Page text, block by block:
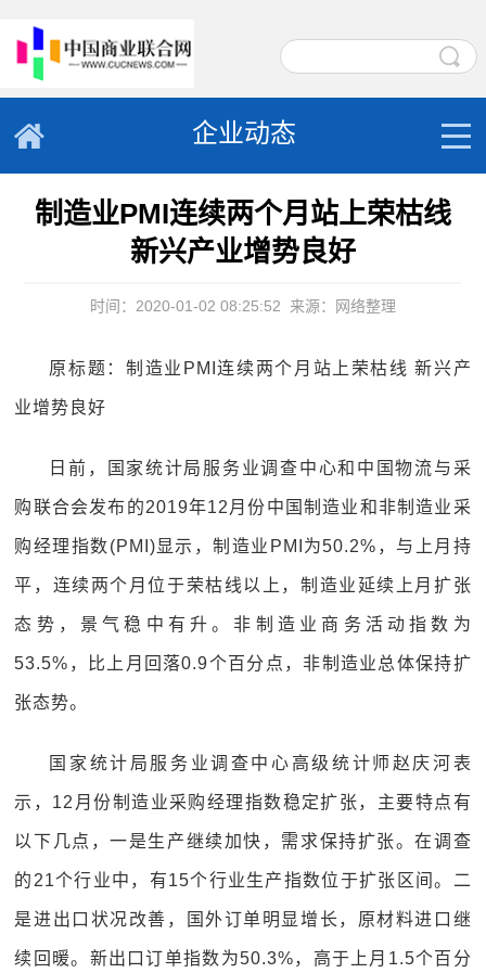
企业动态
制造业PMI连续两个月站上荣枯线
新兴产业增势良好
时间：2020-01-02 08:25:52 来源：网络整理
原标题：制造业PMI连续两个月站上荣枯线 新兴产
业增势良好
日前，国家统计局服务业调查中心和中国物流与采
购联合会发布的2019年12月份中国制造业和非制造业采
购经理指数(PMI)显示，制造业PMI为50.2%，与上月持
平，连续两个月位于荣枯线以上，制造业延续上月扩张
态势，景气稳中有升。非制造业商务活动指数为
53.5%，比上月回落0.9个百分点，非制造业总体保持扩
张态势。
国家统计局服务业调查中心高级统计师赵庆河表
示，12月份制造业采购经理指数稳定扩张，主要特点有
以下几点，一是生产继续加快，需求保持扩张。在调查
的21个行业中，有15个行业生产指数位于扩张区间。二
是进出口状况改善，国外订单明显增长，原材料进口继
续回暖。新出口订单指数为50.3%，高于上月1.5个百分